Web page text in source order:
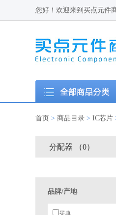
您好！欢迎来到买点元件
首页 > 商品目录 > IC芯片
分配器 （0）
品牌/产地
买典